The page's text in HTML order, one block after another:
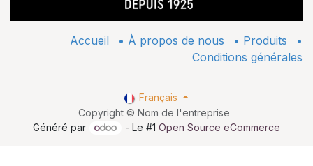
Accueil • À propos de nous • ​Produits
•
Conditions générales
Copyright © Nom de l'entreprise
Français
Généré par - Le #1Open Source eCommerce